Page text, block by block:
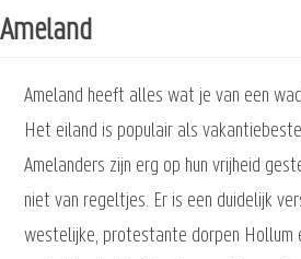
Ameland
Ameland heeft alles wat je van een
Het eiland is populair als
Amelanders zijn erg op hun vrijheid
niet van regeltjes. Er is een duidelijk
westelijke, protestante dorpen Hollum